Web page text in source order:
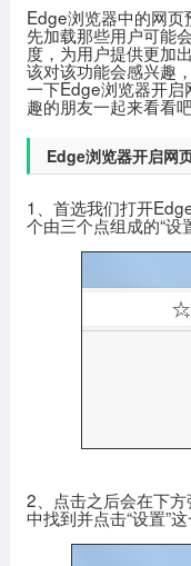
Edge浏览器中的网页
先加载那些用户可能
度，为用户提供更加
该对该功能会感兴趣
一下Edge浏览器开启
趣的朋友一起来看看
Edge浏览器开启网
1、首选我们打开
个由三个点组成的“设
2、点击之后会在下
中找到并点击“设置”这